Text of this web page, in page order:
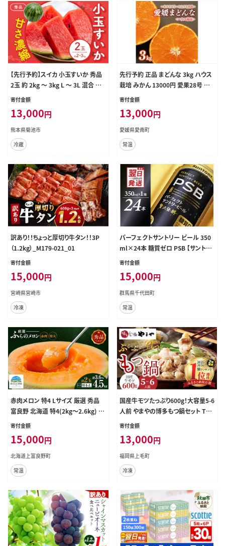
【先行予約】スイカ 小玉すいか 秀品
2玉 約 2kg ～ 3kg L ～ 3L 混合 株
式会社Foody's 食彩たかみ 《2027
菊池市 フルーツ 果物 スイカ すいか
小玉 九州産 冷蔵 送料無料---159-5
003---
寄付金額
13,000円
熊本県菊池市
冷蔵
先行予約 正品 まどんな 3kg ハウス
栽培 みかん 13000円 愛果28号 紅
まどんな 同品種 あいか アイカ 高級
期間限定 産地直送 国産 農家直送
特産品 お取り寄せ ギフト プレゼント
お歳暮 mikan 蜜柑 ミカン マドンナ
スマイルカット 甘い おいしい ゼリ
媛県
寄付金額
13,000円
愛媛県愛南町
常温
訳あり！！ちょっと厚切り牛タン！！3P
（1.2kg）_M179-021_01
寄付金額
15,000円
宮崎県宮崎市
冷凍
パーフェクトサントリー ビール 350
ml×24本 糖質ゼロ PSB 【サントリ
ービール】群馬県 千代田町 送料無
ギフト 贈り物 プレゼント 人気 おす
すめ 家飲み 晩酌 バーベキュー キャ
ンプ ソロキャン アウトドア
寄付金額
15,000円
群馬県千代田町
常温
赤肉メロン 特4 Lサイズ 厳選 秀品
富良野 北海道 特4(2kg～2.6kg) L
(1.6kg～1.9kg) 各1玉(計2玉) セッ
物 くだもの フルーツ デザート 旬の
果物 旬のフルーツ
寄付金額
15,000円
北海道上富良野町
常温
国産牛モツたっぷり600g！大容量5-6
人前 やまやの博多もつ鍋セット TY2
802
寄付金額
13,000円
福岡県上毛町
冷凍